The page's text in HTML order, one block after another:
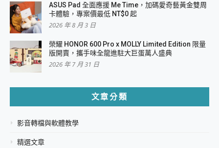
ASUS Pad 全面應援 Me Time，加碼愛奇藝黃金雙周
卡體驗，專案價最低 NT$0 起
2026 年 8 月 3 日
榮耀 HONOR 600 Pro x MOLLY Limited Edition 限量
版開賣，攜手味全龍進駐大巨蛋萬人盛典
2026 年 7 月 31 日
文章分類
影音轉檔與軟體教學
精選文章